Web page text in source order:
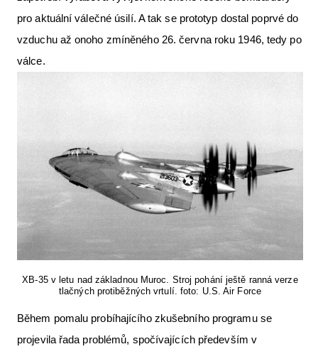
pro aktuální válečné úsilí. A tak se prototyp dostal poprvé do
vzduchu až onoho zmíněného 26. června roku 1946, tedy po
válce.
XB-35 v letu nad základnou Muroc. Stroj pohání ještě ranná verze
tlačných protiběžných vrtulí. foto: U.S. Air Force
Během pomalu probíhajícího zkušebního programu se
projevila řada problémů, spočívajících především v